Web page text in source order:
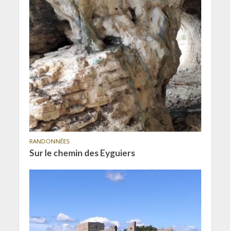
RANDONNÉES
Sur le chemin des Eyguiers